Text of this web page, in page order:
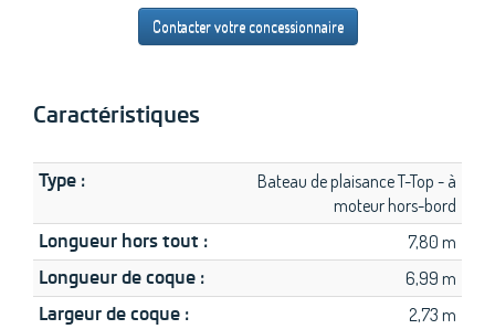
Contacter votre concessionnaire
Caractéristiques
Type :
Bateau de plaisance T-Top - à
moteur hors-bord
Longueur hors tout : 7,80 m
Longueur de coque : 6,99 m
Largeur de coque : 2,73 m